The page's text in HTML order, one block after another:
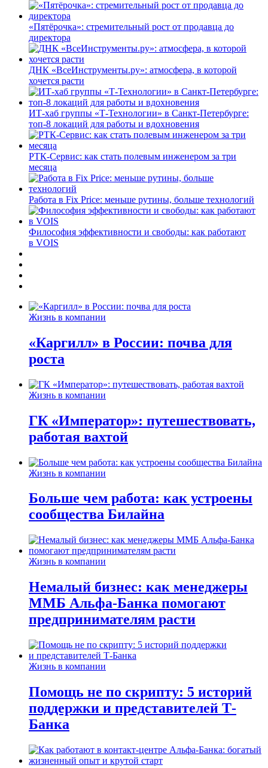
«Пятёрочка»: стремительный рост от продавца до
директора
ДНК «ВсеИнструменты.ру»: атмосфера, в которой
хочется расти
ИТ-хаб группы «Т-Технологии» в Санкт-Петербурге:
топ-8 локаций для работы и вдохновения
РТК-Сервис: как стать полевым инженером за три
месяца
Работа в Fix Price: меньше рутины, больше технологий
Философия эффективности и свободы: как работают
в VOIS
Жизнь в компании
«Каргилл» в России: почва для
роста
Жизнь в компании
ГК «Император»: путешествовать,
работая вахтой
Жизнь в компании
Больше чем работа: как устроены
сообщества Билайна
Жизнь в компании
Немалый бизнес: как менеджеры
ММБ Альфа-Банка помогают
предпринимателям расти
Жизнь в компании
Помощь не по скрипту: 5 историй
поддержки и представителей Т-
Банка